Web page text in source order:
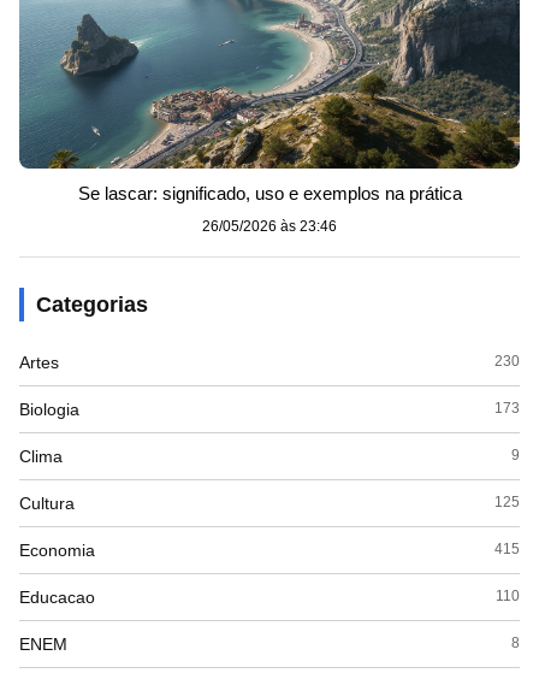
Se lascar: significado, uso e exemplos na prática
26/05/2026 às 23:46
Categorias
Artes 230
Biologia 173
Clima 9
Cultura 125
Economia 415
Educacao 110
ENEM 8